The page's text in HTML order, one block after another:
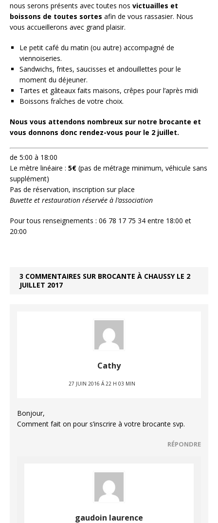
nous serons présents avec toutes nos victuailles et
boissons de toutes sortes afin de vous rassasier. Nous
vous accueillerons avec grand plaisir.
Le petit café du matin (ou autre) accompagné de
viennoiseries.
Sandwichs, frites, saucisses et andouillettes pour le
moment du déjeuner.
Tartes et gâteaux faits maisons, crêpes pour l’après midi
Boissons fraîches de votre choix.
Nous vous attendons nombreux sur notre brocante et
vous donnons donc rendez-vous pour le 2 juillet.
de 5:00 à 18:00
Le mètre linéaire : 5€ (pas de métrage minimum, véhicule sans
supplément)
Pas de réservation, inscription sur place
Buvette et restauration réservée à l’association
Pour tous renseignements : 06 78 17 75 34 entre 18:00 et
20:00
3 COMMENTAIRES SUR BROCANTE À CHAUSSY LE 2
JUILLET 2017
Cathy
27 JUIN 2016 Á 22 H 03 MIN
Bonjour,
Comment fait on pour s’inscrire à votre brocante svp.
RÉPONDRE
gaudoin laurence